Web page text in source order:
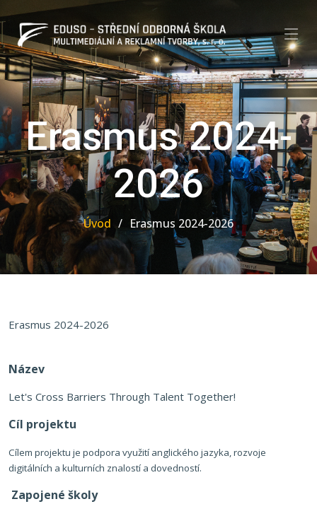
Erasmus 2024-
2026
Úvod Erasmus 2024-2026
Erasmus 2024-2026
Název
Let's Cross Barriers Through Talent Together!
Cíl projektu
Cílem projektu je podpora využití anglického jazyka, rozvoje
digitálních a kulturních znalostí a dovedností.
Zapojené školy